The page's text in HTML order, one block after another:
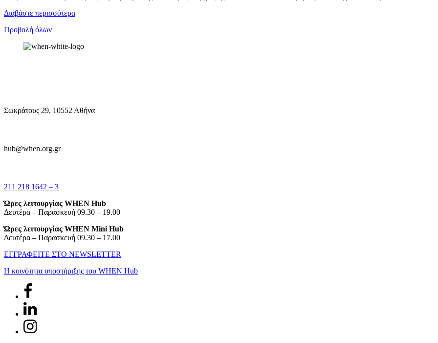
Διαβάστε περισσότερα
Προβολή όλων
Σωκράτους 29, 10552 Αθήνα
hub@when.org.gr
211 218 1642 – 3
Ώρες λειτουργίας WHEN Hub
Δευτέρα – Παρασκευή 09.30 – 19.00
Ώρες λειτουργίας WHEN Mini Hub
Δευτέρα – Παρασκευή 09.30 – 17.00
ΕΓΓΡΑΦΕΙΤΕ ΣΤΟ NEWSLETTER
Η κοινότητα υποστήριξης του WHEN Hub